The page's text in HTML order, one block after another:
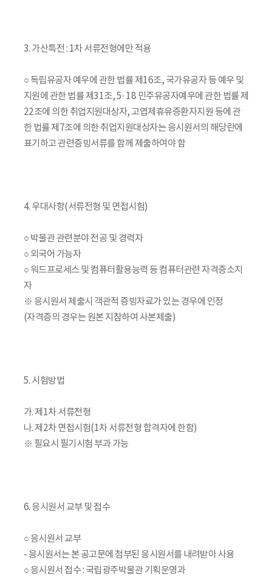
3. 가산특전 : 1차 서류전형에만 적용
○ 독립유공자 예우에 관한 법률 제16조, 국가유공자 등 예우 및
지원에 관한 법률 제31조, 5· 18 민주유공자예우에 관한 법률 제
22조에 의한 취업지원대상자, 고엽제휴유증환자지원 등에 관
한 법률 제7조에 의한 취업지원대상자는 응시원서의 해당란에
표기하고 관련증빙서류를 함께 제출하여야 함
4. 우대사항(서류전형 및 면접시험)
○ 박물관 관련분야 전공 및 경력자
○ 외국어 가능자
○ 워드프로세스 및 컴퓨터활용능력 등 컴퓨터관련 자격증소지
자
※ 응시원서 제출시 객관적 증빙자료가 있는 경우에 인정
(자격증의 경우는 원본 지참하여 사본제출)
5. 시험방법
가. 제1차 서류전형
나. 제2차 면접시험(1차 서류전형 합격자에 한함)
※ 필요시 필기시험 부과 가능
6. 응시원서 교부 및 접수
○ 응시원서 교부
- 응시원서는 본 공고문에 첨부된 응시원서를 내려받아 사용
○ 응시원서 접수 : 국립광주박물관 기획운영과